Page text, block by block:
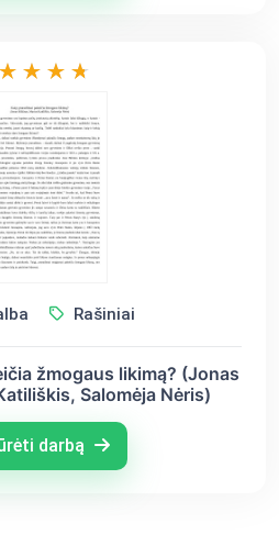
Rašiniai
žmogaus likimą? (Jonas
Salomėja Nėris)
darbą